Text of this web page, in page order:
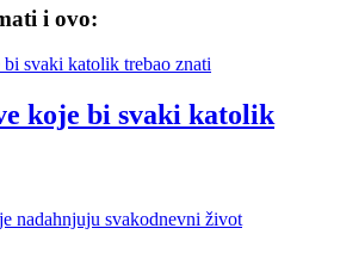
i ovo:
koje bi svaki katolik